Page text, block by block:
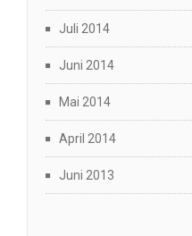
Juli 2014
Juni 2014
Mai 2014
April 2014
Juni 2013